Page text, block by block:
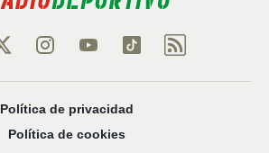
Política de privacidad
Política de cookies